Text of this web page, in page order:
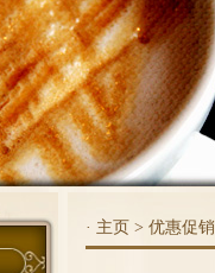
· 主页 > 优惠促销